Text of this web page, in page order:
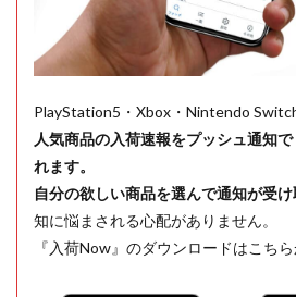
PlayStation5・Xbox・Nintendo
人気商品の入荷速報をプッシュ通知
れます。
自分の欲しい商品を選んで通知が受け
知に悩まされる心配がありません。
『入荷Now』のダウンロードはこちら